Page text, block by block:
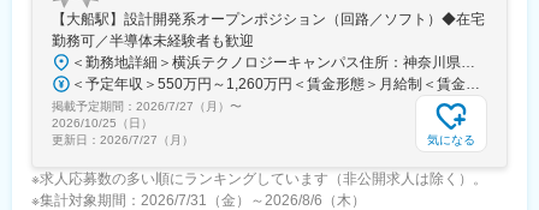
【大船駅】設計開発系オープンポジション（回路／ソフト）◆在宅
勤務可／半導体未経験者も歓迎
＜勤務地詳細＞横浜テクノロジーキャンパス住所：神奈川県横浜市栄区笠間2-5-1 勤務地最寄駅：各線／大船駅受動喫煙対策：屋内全面禁煙変更の範囲：会社の定める事業所（リモートワーク含む）
＜予定年収＞550万円～1,260万円＜賃金形態＞月給制＜賃金内訳＞月額（基本給）：333,000円～800,000円＜月給＞333,000円～800,000円＜昇給有無＞有＜残業手当＞有＜給与補足＞【年収例】・950万円／36歳（既婚・子2人／月給53万円＋各種手当＋賞与）・680万円／28歳（独身／月給39万円＋各種手当＋賞与）※各種手当には、住宅費補助、家賃補助、（次世代育成手当）、20時間/月相当の時間外勤務手当含む。賃金はあくまでも目安の金額であり、選考を通じて上下する可能性があります。月給(月額)は固定手当を含めた表記です。
掲載予定期間： 2026/7/27（月） 〜
2026/10/25（日）
更新日： 2026/7/27（月） 気になる
※求人応募数の多い順にランキングしています（非公開求人は除く）。
※集計対象期間：2026/7/31（金）～2026/8/6（木）